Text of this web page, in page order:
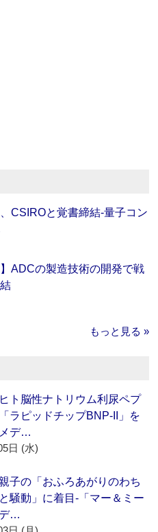
CSIROと覚書締結‐量子コン
ADCの製造技術の開発で戦
もっと見る »
ヒト脳性ナトリウム利尿ペプ
ラピッドチップBNP-II」を
デ…
日 (水)
子の「おふろあがりのわち
騒動」に着目‐「マー＆ミー
…